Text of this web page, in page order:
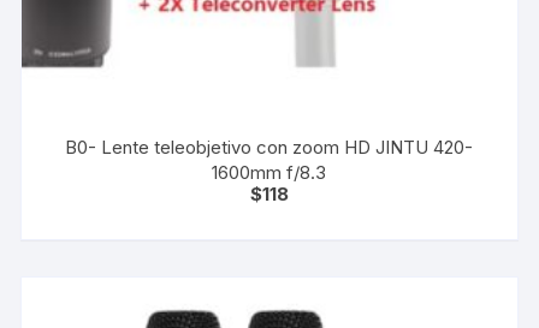
B0- Lente teleobjetivo con zoom HD JINTU 420-
1600mm f/8.3
$118